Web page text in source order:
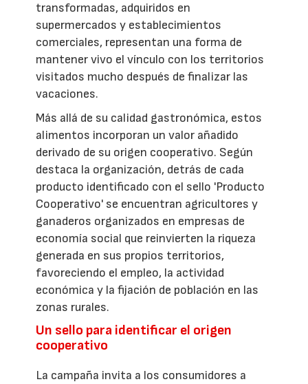
transformadas, adquiridos en
supermercados y establecimientos
comerciales, representan una forma de
mantener vivo el vínculo con los territorios
visitados mucho después de finalizar las
vacaciones.
Más allá de su calidad gastronómica, estos
alimentos incorporan un valor añadido
derivado de su origen cooperativo. Según
destaca la organización, detrás de cada
producto identificado con el sello 'Producto
Cooperativo' se encuentran agricultores y
ganaderos organizados en empresas de
economía social que reinvierten la riqueza
generada en sus propios territorios,
favoreciendo el empleo, la actividad
económica y la fijación de población en las
zonas rurales.
Un sello para identificar el origen
cooperativo
La campaña invita a los consumidores a